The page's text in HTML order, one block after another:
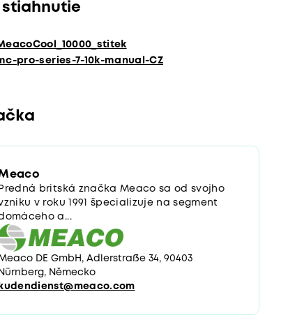
stiahnutie
pro-series-7-10k-manual-CZ
Predná britská značka Meaco sa od svojho
v roku 1991 špecializuje na segment
a...
DE GmbH, Adlerstraße 34, 90403
Nürnberg, Německo
kudendienst@meaco.com